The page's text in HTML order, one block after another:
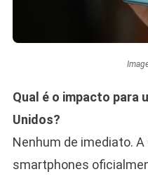
Qual é o impacto para
Unidos?
Nenhum de imediato.
smartphones